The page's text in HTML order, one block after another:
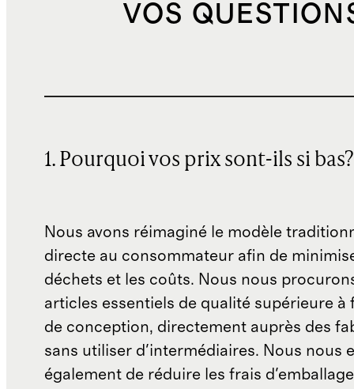
VOS
1. Pourquoi vos prix sont-ils si bas?
Nous avons réimaginé le modèle
directe au consommateur afin de
déchets et les coûts. Nous nous
articles essentiels de qualité supérieure à
de conception, directement auprès des
sans utiliser d'intermédiaires. Nous nous
également de réduire les frais